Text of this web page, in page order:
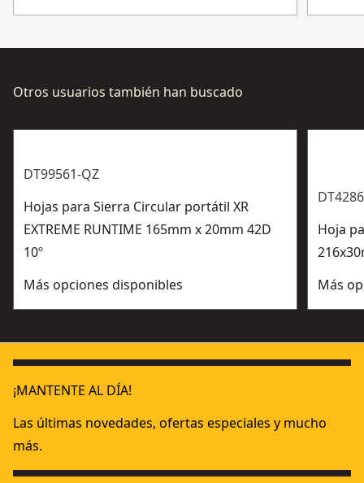
Otros usuarios también han buscado
DT99561-QZ
Hojas para Sierra Circular portátil XR
EXTREME RUNTIME 165mm x 20mm 42D
10º
Más opciones disponibles
Hoja
Más
¡MANTENTE AL DÍA!
Las últimas novedades, ofertas especiales y mucho
más.